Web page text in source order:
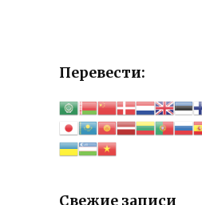
Перевести:
Свежие записи